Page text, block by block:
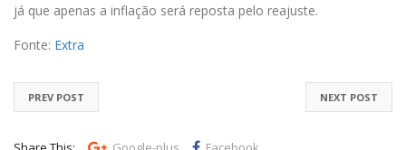
já que apenas a inflação será reposta pelo reajuste.
Fonte: Extra
NEXT POST
PREV POST